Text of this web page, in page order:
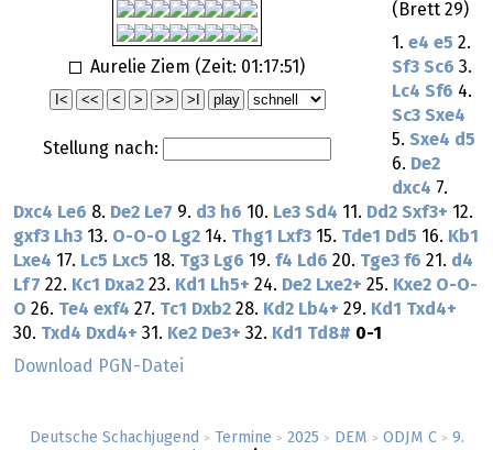
Deutsche Schachjugend > Termine > 2025 > DEM > ODJM C > 9.
Aurelie Ziem (Zeit: 01:17:51 )
Stellung nach:
(Brett 29)
1. e4 e5 2.
Sf3 Sc6 3.
Lc4 Sf6 4.
Sc3 Sxe4
5. Sxe4 d5
6. De2
dxc4 7.
Dxc4 Le6 8. De2 Le7 9. d3 h6 10. Le3 Sd4 11. Dd2 Sxf3+ 12.
gxf3 Lh3 13. O-O-O Lg2 14. Thg1 Lxf3 15. Tde1 Dd5 16. Kb1
Lxe4 17. Lc5 Lxc5 18. Tg3 Lg6 19. f4 Ld6 20. Tge3 f6 21. d4
Lf7 22. Kc1 Dxa2 23. Kd1 Lh5+ 24. De2 Lxe2+ 25. Kxe2 O-O-
O 26. Te4 exf4 27. Tc1 Dxb2 28. Kd2 Lb4+ 29. Kd1 Txd4+
30. Txd4 Dxd4+ 31. Ke2 De3+ 32. Kd1 Td8# 0-1
Download PGN-Datei